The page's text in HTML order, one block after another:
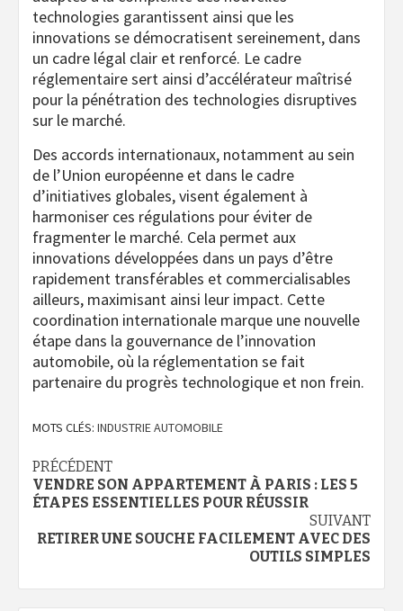
technologies garantissent ainsi que les
innovations se démocratisent sereinement, dans
un cadre légal clair et renforcé. Le cadre
réglementaire sert ainsi d’accélérateur maîtrisé
pour la pénétration des technologies disruptives
sur le marché.
Des accords internationaux, notamment au sein
de l’Union européenne et dans le cadre
d’initiatives globales, visent également à
harmoniser ces régulations pour éviter de
fragmenter le marché. Cela permet aux
innovations développées dans un pays d’être
rapidement transférables et commercialisables
ailleurs, maximisant ainsi leur impact. Cette
coordination internationale marque une nouvelle
étape dans la gouvernance de l’innovation
automobile, où la réglementation se fait
partenaire du progrès technologique et non frein.
MOTS CLÉS: INDUSTRIE AUTOMOBILE
Navigation
d’article
PRÉCÉDENT
VENDRE SON APPARTEMENT À PARIS : LES 5
ÉTAPES ESSENTIELLES POUR RÉUSSIR
SUIVANT
RETIRER UNE SOUCHE FACILEMENT AVEC DES
OUTILS SIMPLES